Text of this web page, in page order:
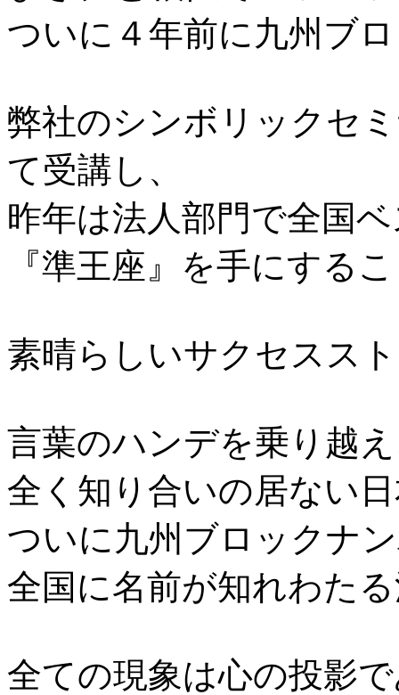
ついに４年前に九州ブ
弊社のシンボリックセ
て受講し、
昨年は法人部門で全国
『準王座』を手にする
素晴らしいサクセスス
言葉のハンデを乗り越
全く知り合いの居ない
ついに九州ブロックナ
全国に名前が知れわた
全ての現象は心の投影